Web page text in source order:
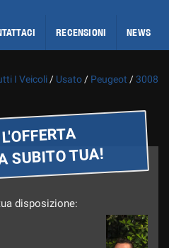
RECENSIONI NEWS
I Veicoli / Usato / Peugeot / 3008
SUBITO TUA!
disposizione: